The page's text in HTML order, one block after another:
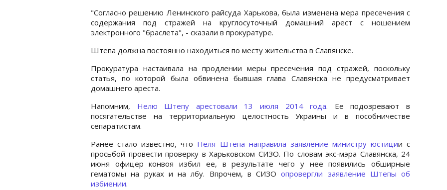
"Согласно решению Ленинского райсуда Харькова, была изменена мера пресечения с
содержания под стражей на круглосуточный домашний арест с ношением
электронного "браслета", - сказали в прокуратуре.
Штепа должна постоянно находиться по месту жительства в Славянске.
Прокуратура настаивала на продлении меры пресечения под стражей, поскольку
статья, по которой была обвинена бывшая глава Славянска не предусматривает
домашнего ареста.
Напомним, Нелю Штепу арестовали 13 июля 2014 года. Ее подозревают в
посягательстве на территориальную целостность Украины и в пособничестве
сепаратистам.
Ранее стало известно, что Неля Штепа направила заявление министру юстиции с
просьбой провести проверку в Харьковском СИЗО. По словам экс-мэра Славянска, 24
июня офицер конвоя избил ее, в результате чего у нее появились обширные
гематомы на руках и на лбу. Впрочем, в СИЗОопровергли заявление Штепы об
избиении.